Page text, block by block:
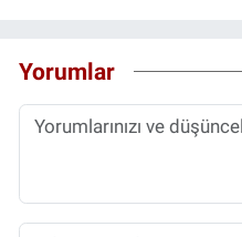
Yorumlar